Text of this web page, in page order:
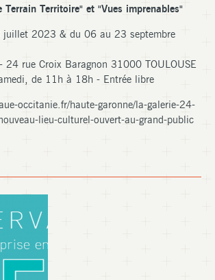
Terrain Territoire" et "Vues imprenables"
2023 & du 06 au 23 septembre
rue Croix Baragnon 31000 TOULOUSE
de 11h à 18h - Entrée libre
occitanie.fr/haute-garonne/la-galerie-24-
lieu-culturel-ouvert-au-grand-public